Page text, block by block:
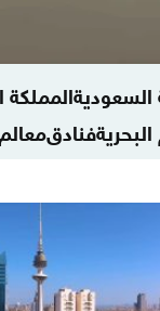
السعوديةالمملكة
فنادق